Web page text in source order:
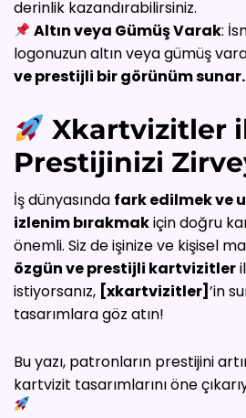
derinlik kazandırabilirsiniz.
Altın veya Gümüş Varak:
logonuzun altın veya gümüş
ve prestijli bir görünüm sunar.
Xkartvizitler
Prestijinizi
İş dünyasında fark edilmek ve
izlenim bırakmakiçin doğru
önemli. Siz de işinize ve kişisel
özgün ve prestijli kartvizitler
istiyorsanız, [xkartvizitler] ’in
tasarımlara göz atın!
Bu yazı, patronların prestijini
kartvizit tasarımlarını öne